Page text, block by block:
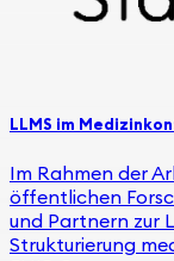
LLMS im
Im Rahmen der
öffentlichen
und Partnern zur
Strukturierung